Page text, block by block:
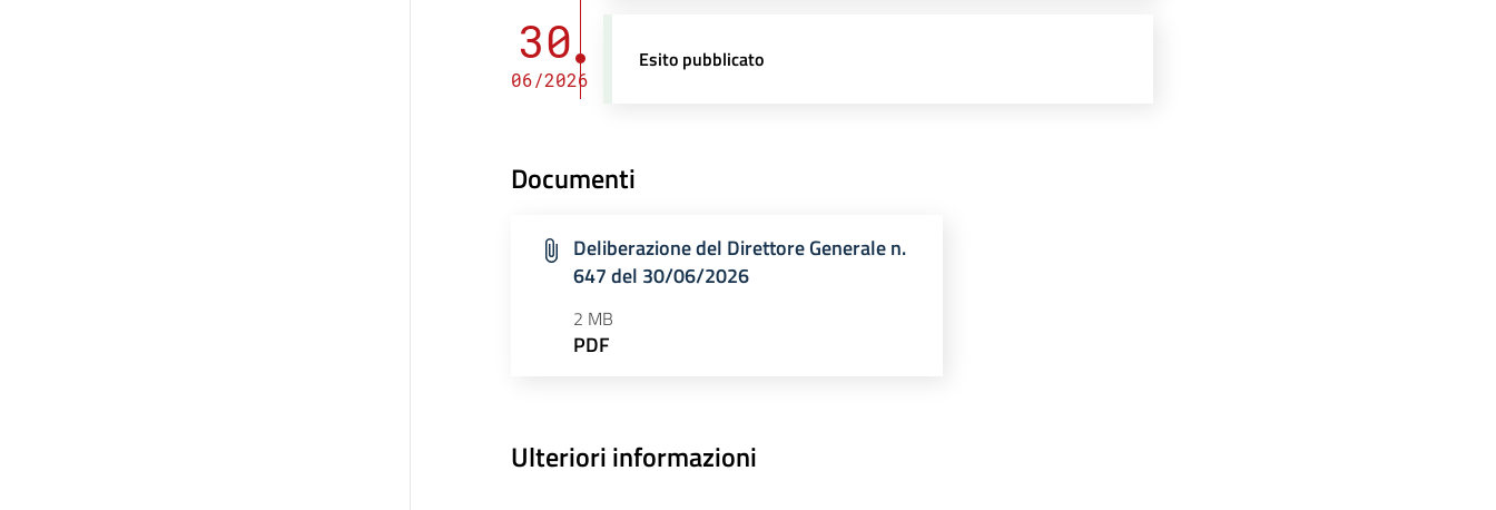
30
06/2026
Esito pubblicato
Documenti
Deliberazione del Direttore Generale n.
647 del 30/06/2026
2 MB
PDF
Ulteriori informazioni